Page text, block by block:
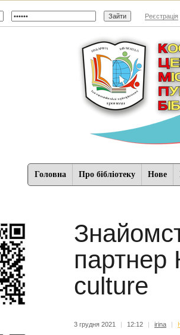
Реєстрація
Головна Про бібліотеку Нове
партнер
culture
3 грудня 2021 | 12:12 | irina |